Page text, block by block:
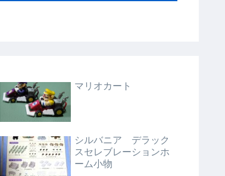
マリオカート
シルバニア デラック
スセレブレーションホ
ーム小物